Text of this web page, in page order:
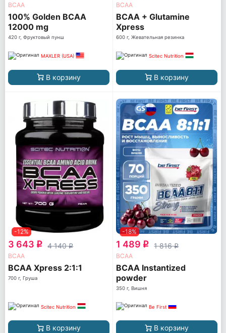
ВСАА
100% Golden BCAA
12000 mg
420 г, Фруктовый пунш
MAXLER (USA)
В корзину
ВСАА
BCAA + Glutamine
Xpress
600 г, Жевательная резинка
Scitec Nutrition
В корзину
-12%
3 643 q 4 140q
ВСАА
BCAA Xpress 2:1:1
700 г, Груша
Scitec Nutrition
В корзину
-18%
1 489 q 1 816q
ВСАА
BCAA Instantized
powder
350 г, Вишня
Be First
В корзину